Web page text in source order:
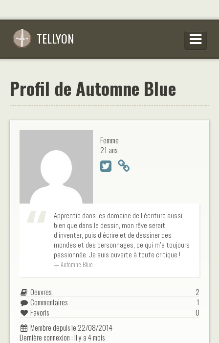
TELLYON
SE CONNECTER
S’INSCRIRE
CONSEILS D’ÉCRITURES
Profil de Automne Blue
Femme
21 ans
Apprentie dans les domaine de l'écriture aussi
bien que dans le dessin, mon rêve serait
d'inventer, puis d'écrire et de dessiner des
mondes et des personnages, ce qui m'a toujours
passionnée. Je suis ouverte à toute critique !
Automne Blue
Oeuvres
2
Commentaires
1
Favoris
0
Membre depuis le 22/08/2014
Dernière connexion : Il y a 4 mois